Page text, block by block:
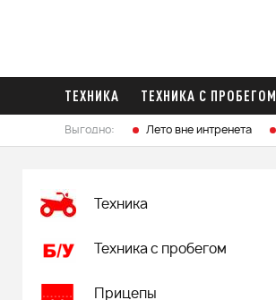
ТЕХНИКА ТЕХНИКА С ПРОБЕГОМ
Выгодно: Лето вне интренета
Техника
Техника с пробегом
Прицепы